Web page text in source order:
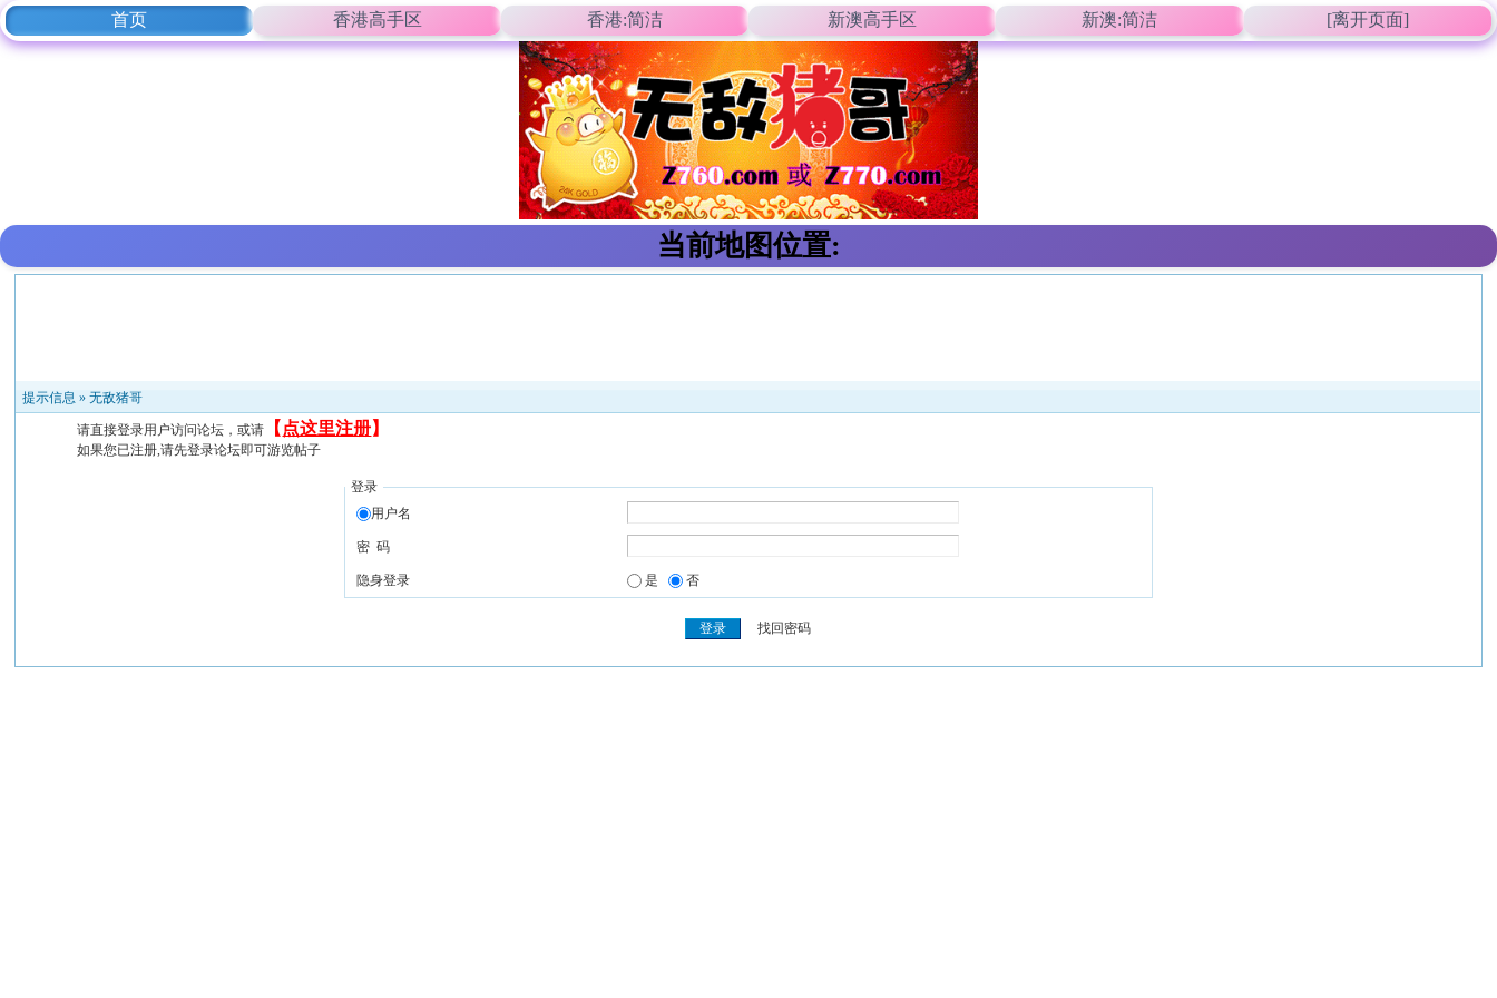
首页 香港高手区 香港:简洁 新澳高手区 新澳:简洁 [离开页面]
当前地图位置:
提示信息 »无敌猪哥
请直接登录用户访问论坛，或请 【 点这里注册】
如果您已注册,请先登录论坛即可游览帖子
登录
用户名
密 码
隐身登录 是 否
找回密码